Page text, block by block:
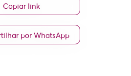
Copiar link
por WhatsApp